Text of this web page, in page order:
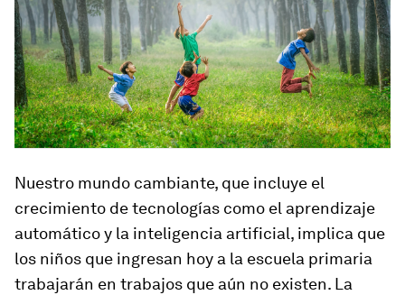
Nuestro mundo cambiante, que incluye el
crecimiento de tecnologías como el aprendizaje
automático y la inteligencia artificial, implica que
los niños que ingresan hoy a la escuela primaria
trabajarán en trabajos que aún no existen. La